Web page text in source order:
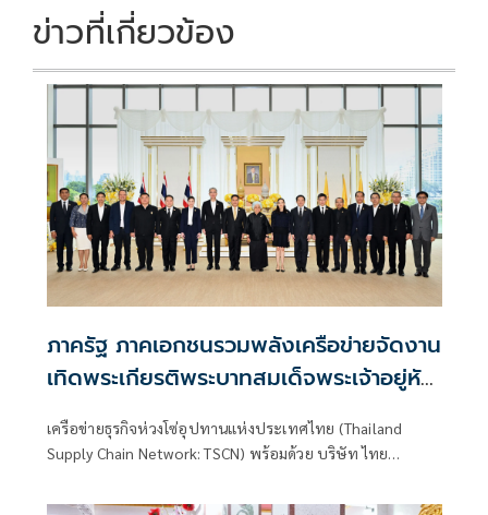
k k
ข่าวที่เกี่ยวข้อง
ภาครัฐ ภาคเอกชนรวมพลังเครือข่ายจัดงาน
เทิดพระเกียรติพระบาทสมเด็จพระเจ้าอยู่หัว
ทศวรรษแห่งการพัฒนา สืบสาน รักษา ต่อย
อด ใต้ร่มพระบารมี
เครือข่ายธุรกิจห่วงโซ่อุปทานแห่งประเทศไทย (Thailand
Supply Chain Network: TSCN) พร้อมด้วย บริษัท ไทย
จัดงาน “ทศวรรษแห่งการพัฒนา สืบสาน รักษา ต่อยอด ใต้ร่ม